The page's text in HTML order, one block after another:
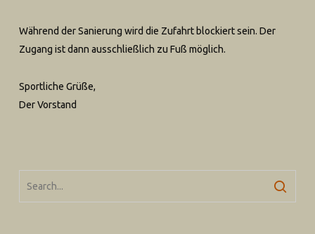
Während der Sanierung wird die Zufahrt blockiert sein. Der
Zugang ist dann ausschließlich zu Fuß möglich.
Sportliche Grüße,
Der Vorstand